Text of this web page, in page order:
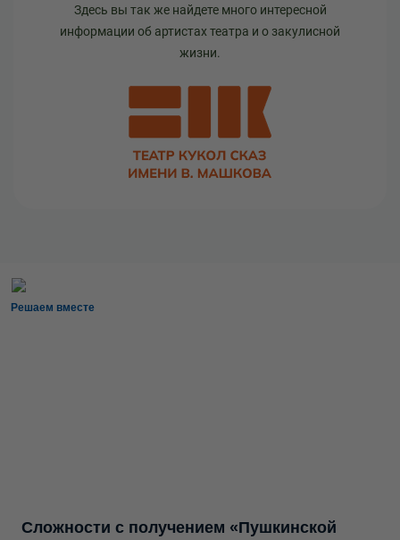
Здесь вы так же найдете много интересной
информации об артистах театра и о закулисной
жизни.
Решаем вместе
Сложности с получением «Пушкинской